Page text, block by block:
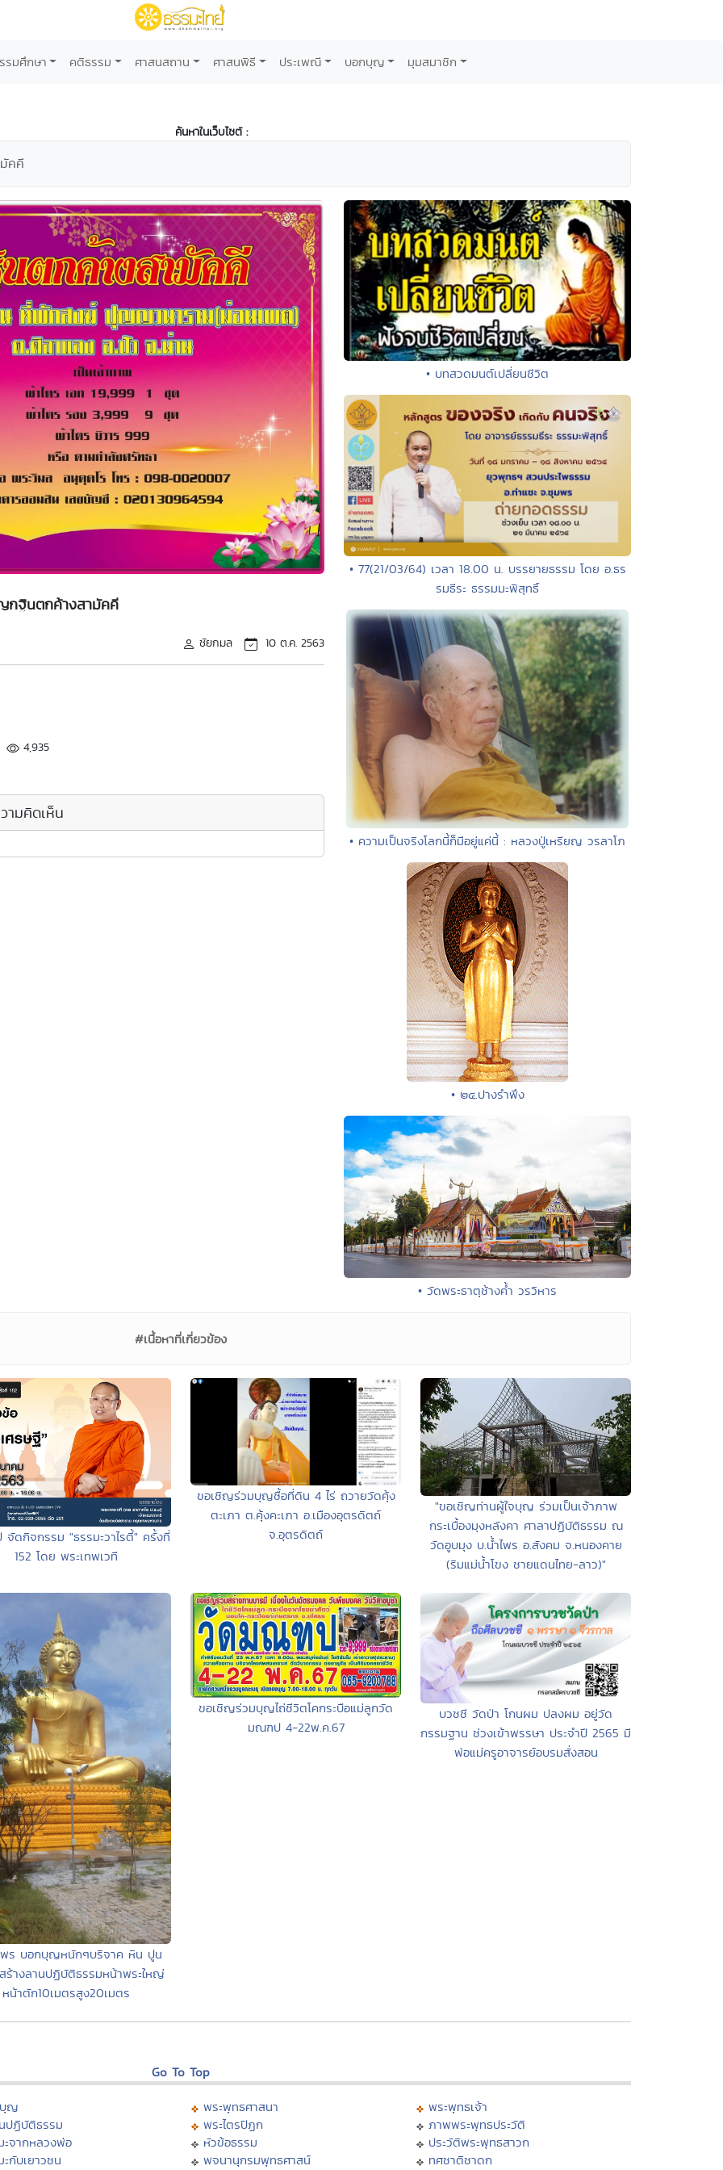
รมศึกษา คติธรรม ศาสนสถาน ศาสนพิธี ประเพณี บอกบุญ มุมสมาชิก
ค้นหาในเว็บไซต์ :
คคี
กฐินตกค้างสามัคคี
ชัยกมล 10 ต.ค. 2563
4,935
ามคิดเห็น
• บทสวดมนต์เปลี่ยนชีวิต
• 77(21/03/64) เวลา 18.00 น. บรรยายธรรม โดย อ.ธร
รมธีระ ธรรมมะพิสุทธิ์
• ความเป็นจริงโลกนี้ก็มีอยู่แค่นี้ : หลวงปู่เหรียญ วรลาโภ
• ๒๔.ปางรำพึง
• วัดพระธาตุช้างค้ำ วรวิหาร
#เนื้อหาที่เกี่ยวข้อง
จัดกิจกรรม "ธรรมะวาไรตี้" ครั้งที่
152 โดย พระเทพเวที
ขอเชิญร่วมบุญซื้อที่ดิน 4 ไร่ ถวายวัดคุ้ง
ตะเภา ต.คุ้งคะเภา อ.เมืองอุตรดิตถ์
จ.อุตรดิตถ์
"ขอเชิญท่านผู้ใจบุญ ร่วมเป็นเจ้าภาพ
กระเบื้องมุงหลังคา ศาลาปฏิบัติธรรม ณ
วัดอูบมุง บ.น้ำไพร อ.สังคม จ.หนองคาย
(ริมแม่น้ำโขง ชายแดนไทย-ลาว)"
ร บอกบุญหนักๆบริจาค หิน ปูน
ร้างลานปฏิบัติธรรมหน้าพระใหญ่
หน้าตัก10เมตรสูง20เมตร
ขอเชิญร่วมบุญไถ่ชีวิตโคกระบือแม่ลูกวัด
มณฑป 4-22พ.ค.67
บวชชี วัดป่า โกนผม ปลงผม อยู่วัด
กรรมฐาน ช่วงเข้าพรรษา ประจำปี 2565 มี
พ่อแม่ครูอาจารย์อบรมสั่งสอน
Go To Top
ญ
ปฏิบัติธรรม
ะจากหลวงพ่อ
ะกับเยาวชน
พระพุทธศาสนา
พระไตรปิฏก
หัวข้อธรรม
พจนานุกรมพุทธศาสน์
พระพุทธเจ้า
ภาพพระพุทธประวัติ
ประวัติพระพุทธสาวก
ทศชาติชาดก